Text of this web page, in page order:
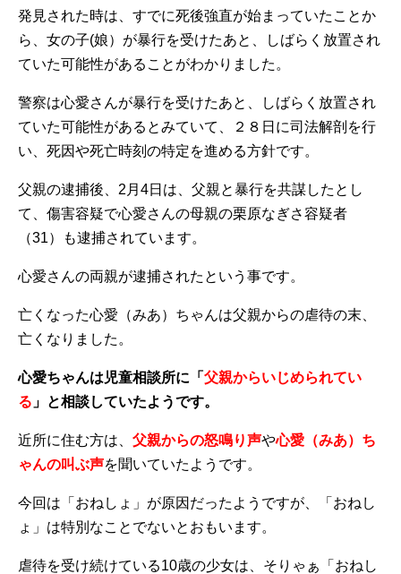
発見された時は、すでに死後強直が始まっていたことか
ら、女の子(娘）が暴行を受けたあと、しばらく放置され
ていた可能性があることがわかりました。
警察は心愛さんが暴行を受けたあと、しばらく放置され
ていた可能性があるとみていて、２８日に司法解剖を行
い、死因や死亡時刻の特定を進める方針です。
父親の逮捕後、2月4日は、父親と暴行を共謀したとし
て、傷害容疑で心愛さんの母親の栗原なぎさ容疑者
（31）も逮捕されています。
心愛さんの両親が逮捕されたという事です。
亡くなった心愛（みあ）ちゃんは父親からの虐待の末、
亡くなりました。
心愛ちゃんは児童相談所に「 父親からいじめられてい
る 」と相談していたようです。
近所に住む方は、 父親からの怒鳴り声や心愛（みあ）ち
ゃんの叫ぶ声を聞いていたようです。
今回は「おねしょ」が原因だったようですが、「おねし
ょ」は特別なことでないとおもいます。
虐待を受け続けている10歳の少女は、そりゃぁ「おねし